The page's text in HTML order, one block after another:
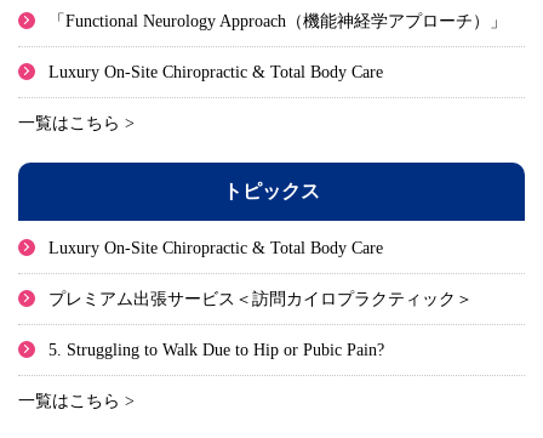
「Functional Neurology Approach（機能神経学アプローチ）」
Luxury On-Site Chiropractic & Total Body Care
一覧はこちら >
トピックス
Luxury On-Site Chiropractic & Total Body Care
プレミアム出張サービス＜訪問カイロプラクティック＞
5. Struggling to Walk Due to Hip or Pubic Pain?
一覧はこちら >